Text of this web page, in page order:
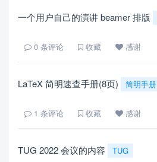
一个用户自己的演讲 beamer 排版
0 条评论 收藏 感谢
LaTeX 简明速查手册(8页) 简明手册
1 条评论 收藏 感谢
TUG 2022 会议的内容 TUG